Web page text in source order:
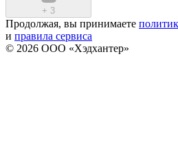
+ 3
Продолжая, вы принимаете
и правила сервиса
© 2026 ООО «Хэдхантер»